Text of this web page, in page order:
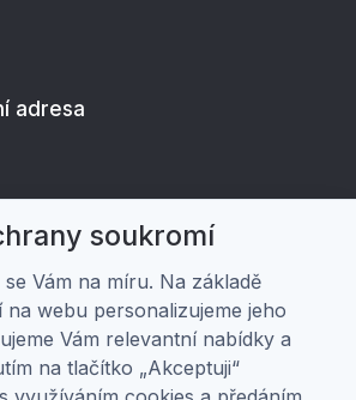
adresa
soukromí
Vám na míru. Na základě
na webu personalizujeme jeho
Vám relevantní nabídky a
na tlačítko „Akceptuji“